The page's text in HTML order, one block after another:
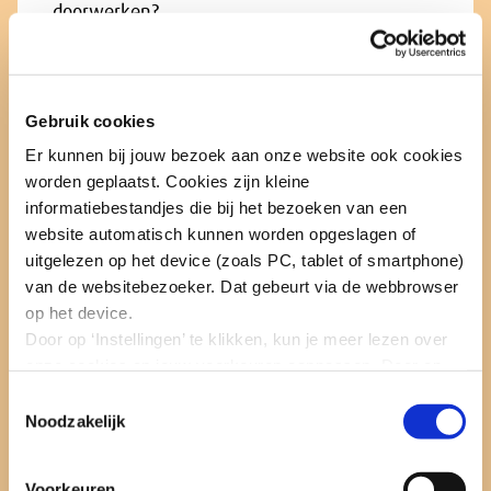
Gebruik cookies
Er kunnen bij jouw bezoek aan onze website ook cookies
worden geplaatst. Cookies zijn kleine
informatiebestandjes die bij het bezoeken van een
website automatisch kunnen worden opgeslagen of
uitgelezen op het device (zoals PC, tablet of smartphone)
van de websitebezoeker. Dat gebeurt via de webbrowser
op het device.
Door op ‘Instellingen’ te klikken, kun je meer lezen over
alle cookies zoals omschreven in onze cookieverklaring
in deze cookiebanner. Door op ‘Alleen noodzakelijke
Noodzakelijk
doorwerken?
Lees verder
Advies ‘Gezond en veilig
werken door effectieve regels
en preventie’
Nog steeds zijn er bedrijven waar ongezond en
onveilig wordt gewerkt. Het is van belang dat
zorg en heeft het positieve effecten op